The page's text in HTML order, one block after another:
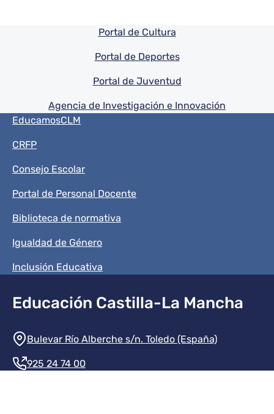
Pie de pagina información
Portal de Cultura
Portal de Deportes
Portal de Juventud
Agencia de Investigación e Innovación
Menú del pie
EducamosCLM
CRFP
Consejo Escolar
Portal de Personal Docente
Biblioteca de normativa
Igualdad de Género
Inclusión Educativa
Educación Castilla-La Mancha
Información de la institución
Bulevar Río Alberche s/n. Toledo (España)
925 24 74 00